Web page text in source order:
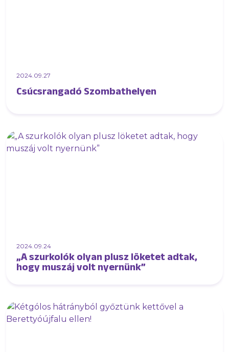
2024.09.27
Csúcsrangadó Szombathelyen
2024.09.24
„A szurkolók olyan plusz löketet adtak,
hogy muszáj volt nyernünk”